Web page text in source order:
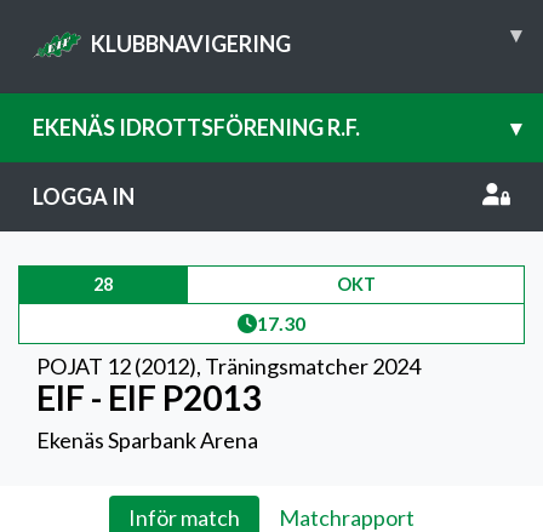
KLUBBNAVIGERING ▾
EKENÄS IDROTTSFÖRENING R.F. ▾
LOGGA IN
28 OKT
17.30
POJAT 12 (2012), Träningsmatcher 2024
EIF - EIF P2013
Ekenäs Sparbank Arena
Inför match Matchrapport